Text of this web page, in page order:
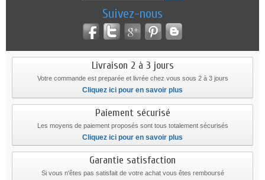
Suivez-nous
Livraison 2 à 3 jours
Votre commande est preparée et livrée chez vous sous 2 à 3 jours
Cliquez ici pour en savoir plus
Paiement sécurisé
Les moyens de paiement proposés sont tous totalement sécurisés
Cliquez ici pour en savoir plus
Garantie satisfaction
Si vous n'êtes pas satisfait de votre achat vous êtes remboursé